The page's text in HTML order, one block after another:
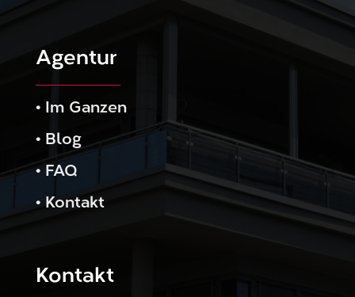
Agentur
•Im Ganzen
•Blog
•FAQ
•Kontakt
Kontakt